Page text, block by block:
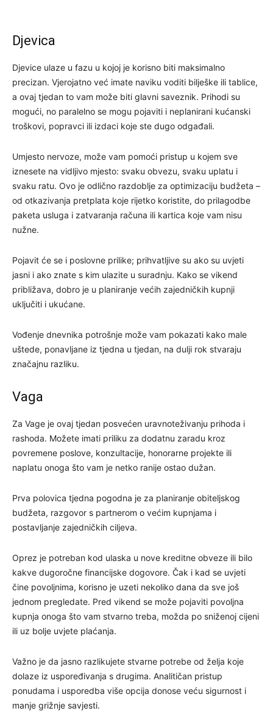
Djevica
Djevice ulaze u fazu u kojoj je korisno biti maksimalno
precizan. Vjerojatno već imate naviku voditi bilješke ili tablice,
a ovaj tjedan to vam može biti glavni saveznik. Prihodi su
mogući, no paralelno se mogu pojaviti i neplanirani kućanski
troškovi, popravci ili izdaci koje ste dugo odgađali.
Umjesto nervoze, može vam pomoći pristup u kojem sve
iznesete na vidljivo mjesto: svaku obvezu, svaku uplatu i
svaku ratu. Ovo je odlično razdoblje za optimizaciju budžeta –
od otkazivanja pretplata koje rijetko koristite, do prilagodbe
paketa usluga i zatvaranja računa ili kartica koje vam nisu
nužne.
Pojavit će se i poslovne prilike; prihvatljive su ako su uvjeti
jasni i ako znate s kim ulazite u suradnju. Kako se vikend
približava, dobro je u planiranje većih zajedničkih kupnji
uključiti i ukućane.
Vođenje dnevnika potrošnje može vam pokazati kako male
uštede, ponavljane iz tjedna u tjedan, na dulji rok stvaraju
značajnu razliku.
Vaga
Za Vage je ovaj tjedan posvećen uravnoteživanju prihoda i
rashoda. Možete imati priliku za dodatnu zaradu kroz
povremene poslove, konzultacije, honorarne projekte ili
naplatu onoga što vam je netko ranije ostao dužan.
Prva polovica tjedna pogodna je za planiranje obiteljskog
budžeta, razgovor s partnerom o većim kupnjama i
postavljanje zajedničkih ciljeva.
Oprez je potreban kod ulaska u nove kreditne obveze ili bilo
kakve dugoročne financijske dogovore. Čak i kad se uvjeti
čine povoljnima, korisno je uzeti nekoliko dana da sve još
jednom pregledate. Pred vikend se može pojaviti povoljna
kupnja onoga što vam stvarno treba, možda po sniženoj cijeni
ili uz bolje uvjete plaćanja.
Važno je da jasno razlikujete stvarne potrebe od želja koje
dolaze iz uspoređivanja s drugima. Analitičan pristup
ponudama i usporedba više opcija donose veću sigurnost i
manje grižnje savjesti.